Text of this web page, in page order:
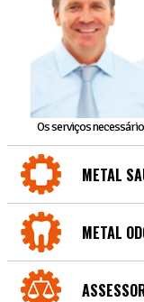
Os serviços
METAL
METAL